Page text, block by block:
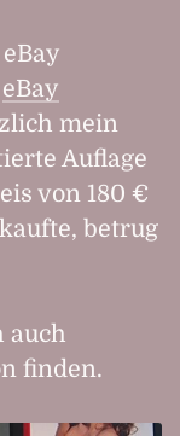
eBay
mein
Auflage
von 180 €
betrug
auch
finden.